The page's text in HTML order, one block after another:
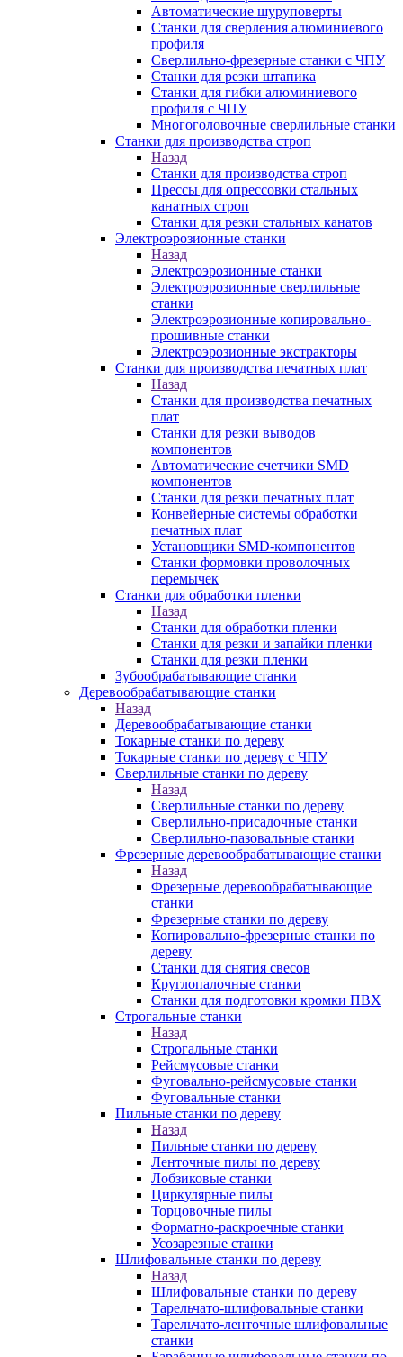
Автоматические шуруповерты
Станки для сверления алюминиевого
профиля
Сверлильно-фрезерные станки с ЧПУ
Станки для резки штапика
Станки для гибки алюминиевого
профиля с ЧПУ
Многоголовочные сверлильные станки
Станки для производства строп
Назад
Станки для производства строп
Прессы для опрессовки стальных
канатных строп
Станки для резки стальных канатов
Электроэрозионные станки
Назад
Электроэрозионные станки
Электроэрозионные сверлильные
станки
Электроэрозионные копировально-
прошивные станки
Электроэрозионные экстракторы
Станки для производства печатных плат
Назад
Станки для производства печатных
плат
Станки для резки выводов
компонентов
Автоматические счетчики SMD
компонентов
Станки для резки печатных плат
Конвейерные системы обработки
печатных плат
Установщики SMD-компонентов
Станки формовки проволочных
перемычек
Станки для обработки пленки
Назад
Станки для обработки пленки
Станки для резки и запайки пленки
Станки для резки пленки
Зубообрабатывающие станки
Деревообрабатывающие станки
Назад
Деревообрабатывающие станки
Токарные станки по дереву
Токарные станки по дереву с ЧПУ
Сверлильные станки по дереву
Назад
Сверлильные станки по дереву
Сверлильно-присадочные станки
Сверлильно-пазовальные станки
Фрезерные деревообрабатывающие станки
Назад
Фрезерные деревообрабатывающие
станки
Фрезерные станки по дереву
Копировально-фрезерные станки по
дереву
Станки для снятия свесов
Круглопалочные станки
Станки для подготовки кромки ПВХ
Строгальные станки
Назад
Строгальные станки
Рейсмусовые станки
Фуговально-рейсмусовые станки
Фуговальные станки
Пильные станки по дереву
Назад
Пильные станки по дереву
Ленточные пилы по дереву
Лобзиковые станки
Циркулярные пилы
Торцовочные пилы
Форматно-раскроечные станки
Усозарезные станки
Шлифовальные станки по дереву
Назад
Шлифовальные станки по дереву
Тарельчато-шлифовальные станки
Тарельчато-ленточные шлифовальные
станки